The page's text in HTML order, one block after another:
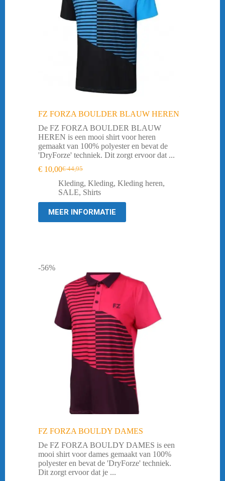
FZ FORZA BOULDER BLAUW HEREN
De FZ FORZA BOULDER BLAUW
HEREN is een mooi shirt voor heren
gemaakt van 100% polyester en bevat de
'DryForze' techniek. Dit zorgt ervoor dat ...
€44,95
Oorspronkelijke
prijs
was:
€ 10,00Huidige
prijs
is:
Kleding, Kleding, Kleding heren,
SALE, Shirts
MEER INFORMATIE
-56%
FZ FORZA BOULDY DAMES
De FZ FORZA BOULDY DAMES is een
mooi shirt voor dames gemaakt van 100%
polyester en bevat de 'DryForze' techniek.
Dit zorgt ervoor dat je ...